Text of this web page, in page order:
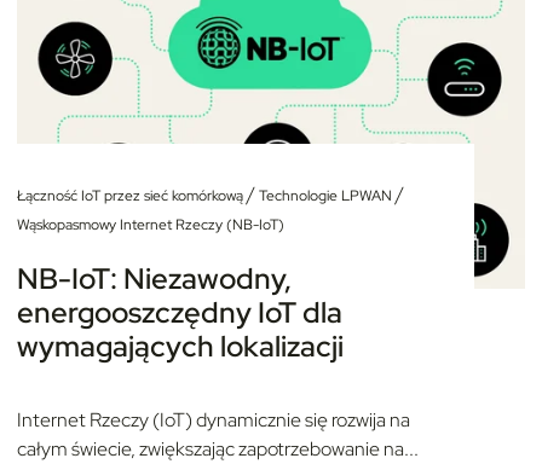
Łączność IoT przez sieć komórkową/Technologie LPWAN /
Wąskopasmowy Internet Rzeczy (NB-IoT)
NB-IoT: Niezawodny,
energooszczędny IoT dla
wymagających lokalizacji
Internet Rzeczy (IoT) dynamicznie się rozwija na
całym świecie, zwiększając zapotrzebowanie na...